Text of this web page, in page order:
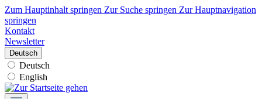
Zum Hauptinhalt springen Zur Suche springen Zur Hauptnavigation
springen
Kontakt
Newsletter
Deutsch
Deutsch
English